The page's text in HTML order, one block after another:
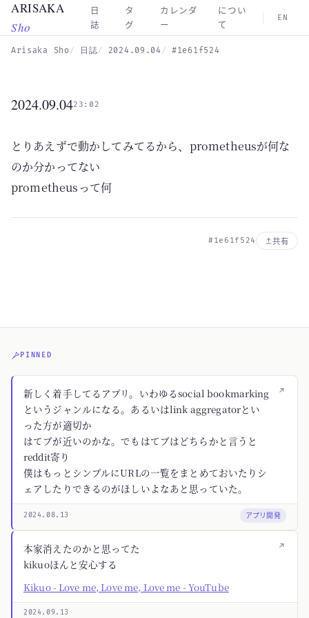
Skip to main content
ARISAKA
Sho
日
誌
タ
グ
カレンダ
ー
につい
て
EN
Arisaka Sho 日誌 2024.09.04 #1e61f524
2024.09.0423:02
とりあえずで動かしてみてるから、prometheusが何な
のか分かってない
prometheusって何
#1e61f524 共有
PINNED
↗
新しく着手してるアプリ。いわゆるsocial bookmarking
というジャンルになる。あるいはlink aggregatorとい
った方が適切か
はてブが近いのかな。でもはてブはどちらかと言うと
reddit寄り
僕はもっとシンプルにURLの一覧をまとめておいたりシ
ェアしたりできるのがほしいよなあと思っていた。
2024.08.13 アプリ開発
↗
本家消えたのかと思ってた
kikuoほんと安心する
Kikuo - Love me, Love me, Love me - YouTube
2024.09.13